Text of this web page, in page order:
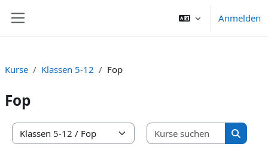
Anmelden
Kurse Klassen 5-12 Fop
Fop
Kursbereiche
Kurse
Kurse